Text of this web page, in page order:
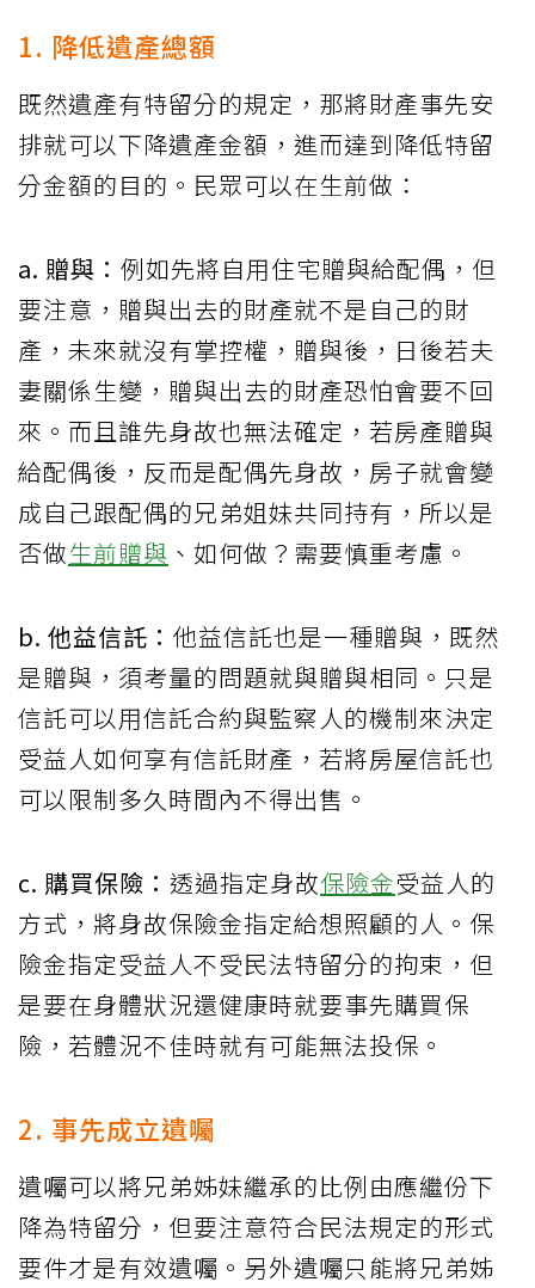
1. 降低遺產總額
既然遺產有特留分的規定，那將財產事先安
排就可以下降遺產金額，進而達到降低特留
分金額的目的。民眾可以在生前做：
a. 贈與： 例如先將自用住宅贈與給配偶，但
要注意，贈與出去的財產就不是自己的財
產，未來就沒有掌控權，贈與後，日後若夫
妻關係生變，贈與出去的財產恐怕會要不回
來。而且誰先身故也無法確定，若房產贈與
給配偶後，反而是配偶先身故，房子就會變
成自己跟配偶的兄弟姐妹共同持有，所以是
否做生前贈與 、如何做？需要慎重考慮。
b. 他益信託： 他益信託也是一種贈與，既然
是贈與，須考量的問題就與贈與相同。只是
信託可以用信託合約與監察人的機制來決定
受益人如何享有信託財產，若將房屋信託也
可以限制多久時間內不得出售。
c. 購買保險： 透過指定身故保險金受益人的
方式，將身故保險金指定給想照顧的人。保
險金指定受益人不受民法特留分的拘束，但
是要在身體狀況還健康時就要事先購買保
險，若體況不佳時就有可能無法投保。
2. 事先成立遺囑
遺囑可以將兄弟姊妹繼承的比例由應繼份下
降為特留分，但要注意符合民法規定的形式
要件才是有效遺囑。另外遺囑只能將兄弟姊